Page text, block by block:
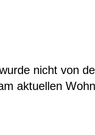
nicht von
aktuellen